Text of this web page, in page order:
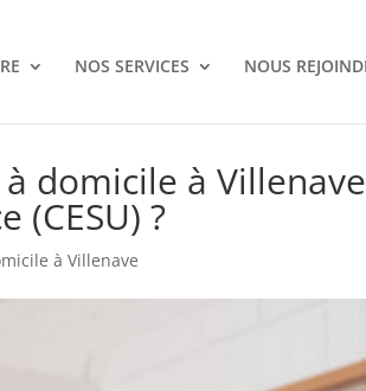
NOS SERVICES NOUS
domicile à
(CESU) ?
à Villenave